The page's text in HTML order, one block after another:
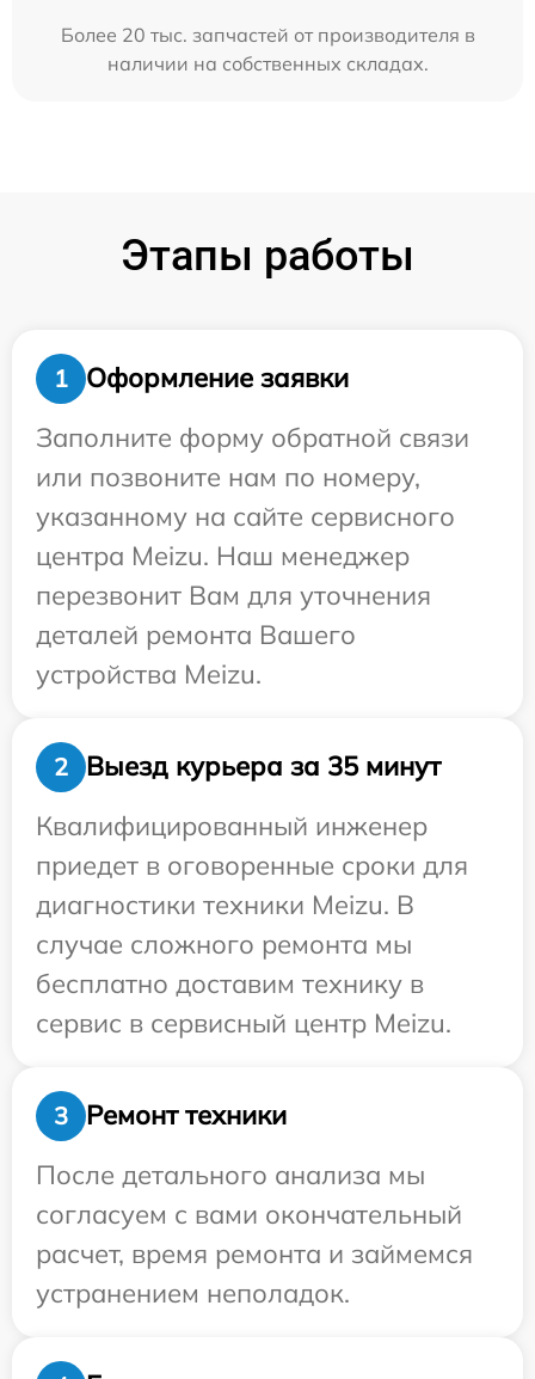
Более 20 тыс. запчастей от производителя в
наличии на собственных складах.
Этапы работы
1
Оформление заявки
Заполните форму обратной связи
или позвоните нам по номеру,
указанному на сайте сервисного
центра Meizu. Наш менеджер
перезвонит Вам для уточнения
деталей ремонта Вашего
устройства Meizu.
2
Выезд курьера за 35 минут
Квалифицированный инженер
приедет в оговоренные сроки для
диагностики техники Meizu. В
случае сложного ремонта мы
бесплатно доставим технику в
сервис в сервисный центр Meizu.
3
Ремонт техники
После детального анализа мы
согласуем с вами окончательный
расчет, время ремонта и займемся
устранением неполадок.